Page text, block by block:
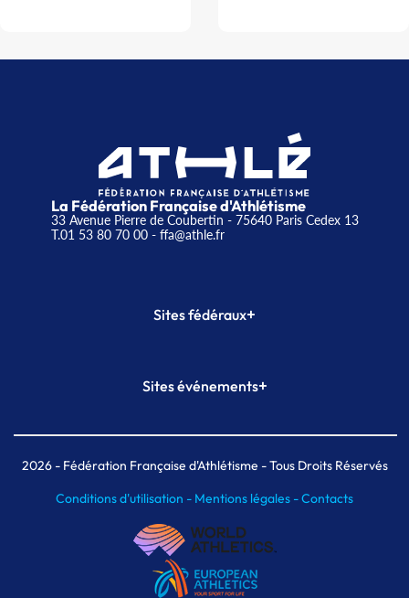
La Fédération Française d'Athlétisme
33 Avenue Pierre de Coubertin - 75640 Paris Cedex 13
T.01 53 80 70 00- ffa@athle.fr
Sites fédéraux+
Plateforme Formation
Sites événements+
Meeting de Paris indoor
MAIF Ekiden de Paris
2026- Fédération Française d'Athlétisme - Tous Droits Réservés
Conditions d'utilisation - Mentions légales -Contacts